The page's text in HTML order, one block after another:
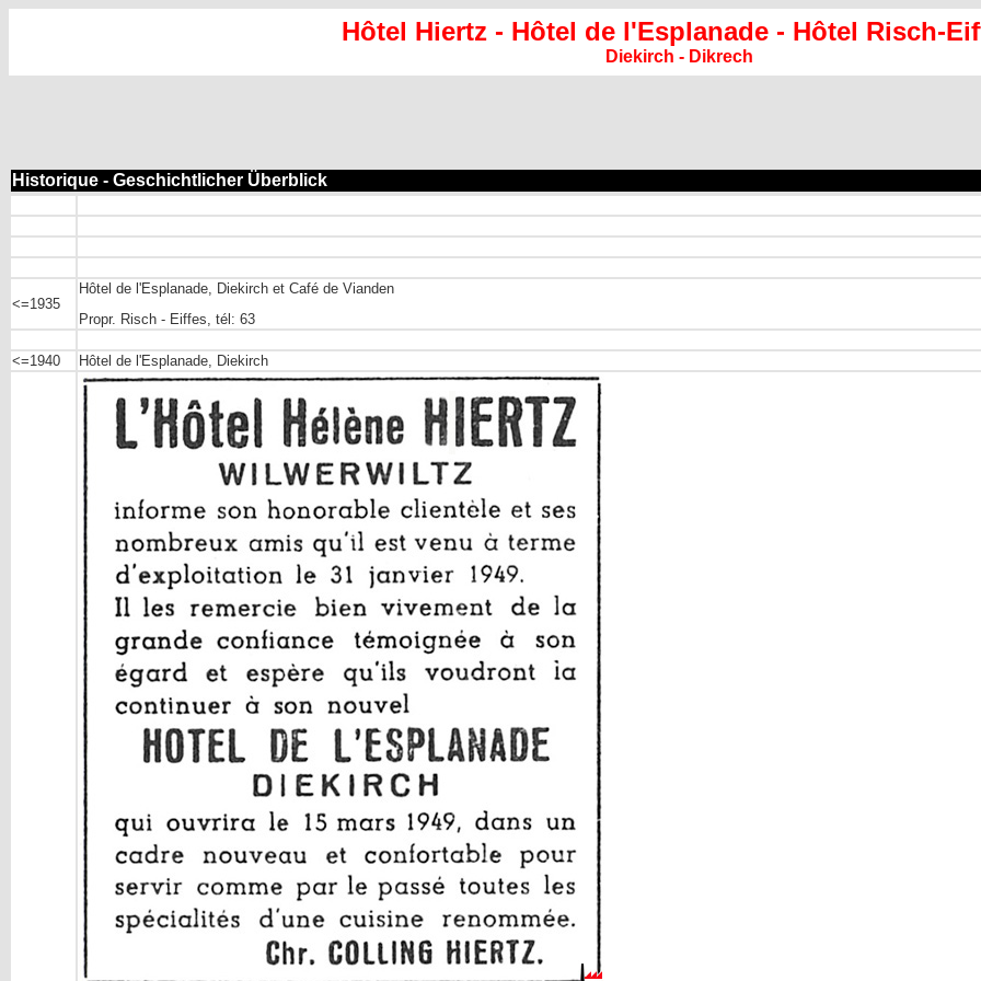
Hôtel Hiertz - Hôtel de l'Esplanade - Hôtel Risch-
Diekirch - Dikrech
Historique - Geschichtlicher Überblick
<=1935
Hôtel de l'Esplanade, Diekirch et Café de Vianden
Propr. Risch - Eiffes, tél: 63
<=1940 Hôtel de l'Esplanade, Diekirch